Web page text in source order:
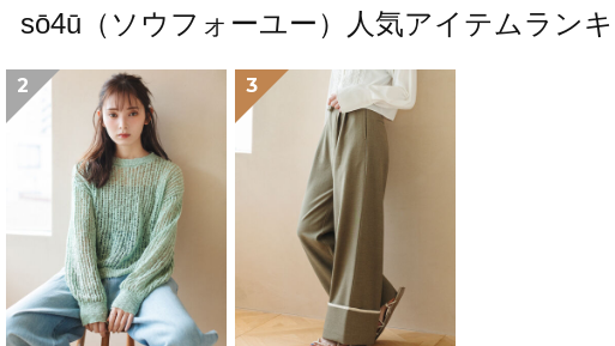
sō4ū（ソウフォーユー）人気アイテムラン
2 3